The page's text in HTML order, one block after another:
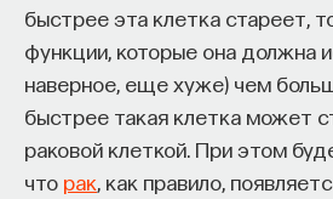
быстрее эта клетка стареет,
функции, которые она должна
наверное, еще хуже) чем
быстрее такая клетка может
раковой клеткой. При этом
что рак , как правило,
ИСКУССТВЕННЫЙ ИНТЕЛЛЕКТ
НЕЙРОСЕТЕВЫЕ АРХИТЕКТУРЫ